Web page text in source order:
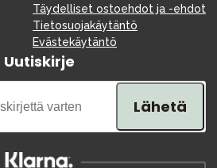
Täydelliset ostoehdot ja -ehdot
Tietosuojakäytäntö
Evästekäytäntö
Uutiskirje
Lähetä